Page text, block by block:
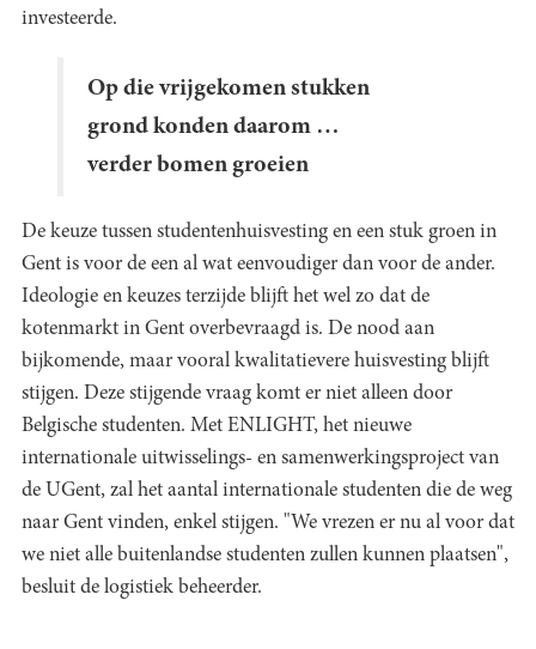
investeerde.
Op die vrijgekomen stukken
grond konden daarom …
verder bomen groeien
De keuze tussen studentenhuisvesting en een stuk groen in
Gent is voor de een al wat eenvoudiger dan voor de ander.
Ideologie en keuzes terzijde blijft het wel zo dat de
kotenmarkt in Gent overbevraagd is. De nood aan
bijkomende, maar vooral kwalitatievere huisvesting blijft
stijgen. Deze stijgende vraag komt er niet alleen door
Belgische studenten. Met ENLIGHT, het nieuwe
internationale uitwisselings- en samenwerkingsproject van
de UGent, zal het aantal internationale studenten die de weg
naar Gent vinden, enkel stijgen. "We vrezen er nu al voor dat
we niet alle buitenlandse studenten zullen kunnen plaatsen",
besluit de logistiek beheerder.